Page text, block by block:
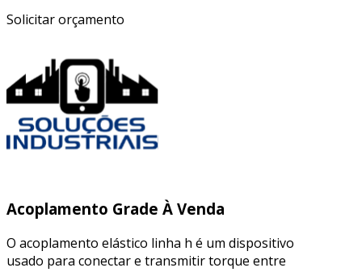
Solicitar orçamento
Acoplamento Grade À Venda
O acoplamento elástico linha h é um dispositivo
usado para conectar e transmitir torque entre